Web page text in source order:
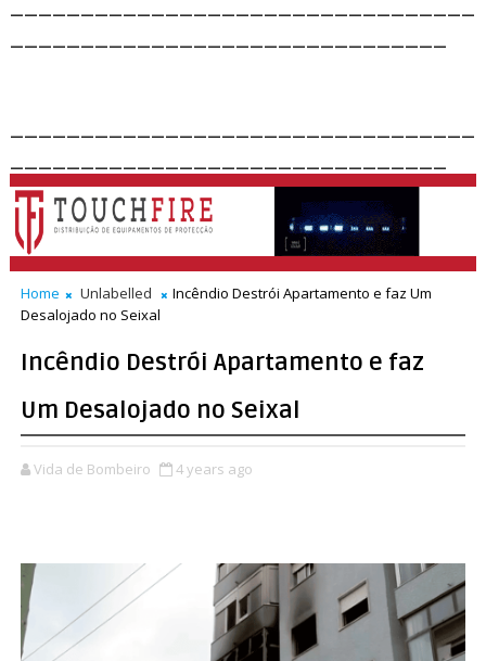
Home Unlabelled
Incêndio Destrói Apartamento e faz Um
Desalojado no Seixal
Incêndio Destrói Apartamento e faz
Um Desalojado no Seixal
Vida de Bombeiro 4 years ago